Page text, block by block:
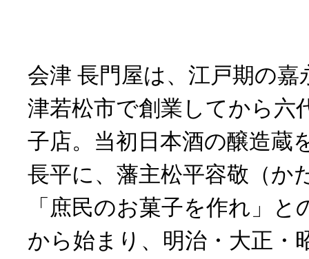
会津 長門屋は、江戸期の嘉
津若松市で創業してから六
子店。当初日本酒の醸造蔵
長平に、藩主松平容敬（か
「庶民のお菓子を作れ」
から始まり、明治・大正・